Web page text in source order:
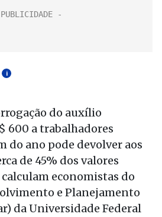
i
do auxílio
600 a trabalhadores
do ano pode devolver aos
de 45% dos valores
economistas do
e Planejamento
da Universidade Federal